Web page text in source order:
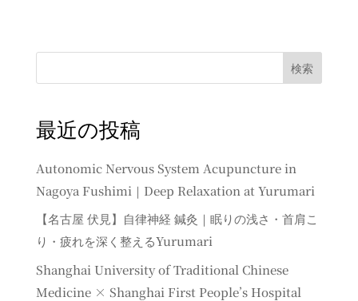
検索
最近の投稿
Autonomic Nervous System Acupuncture in
Nagoya Fushimi｜Deep Relaxation at Yurumari
【名古屋 伏見】自律神経 鍼灸｜眠りの浅さ・首肩こ
り・疲れを深く整えるYurumari
Shanghai University of Traditional Chinese
Medicine × Shanghai First People’s Hospital